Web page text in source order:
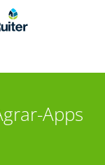
Apps